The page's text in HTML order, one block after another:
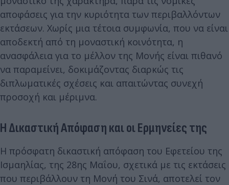
αποφάσεις για την κυριότητα των περιβαλλόντων
εκτάσεων. Χωρίς μια τέτοια συμφωνία, που να είναι
αποδεκτή από τη μοναστική κοινότητα, η
ανασφάλεια για το μέλλον της Μονής είναι πιθανό
να παραμείνει, δοκιμάζοντας διαρκώς τις
διπλωματικές σχέσεις και απαιτώντας συνεχή
προσοχή και μέριμνα.
Η Δικαστική Απόφαση και οι Ερμηνείες της
Η πρόσφατη δικαστική απόφαση του Εφετείου της
Ισμαηλίας, της 28ης Μαΐου, σχετικά με τις εκτάσεις
που περιβάλλουν τη Μονή του Σινά, αποτελεί τον